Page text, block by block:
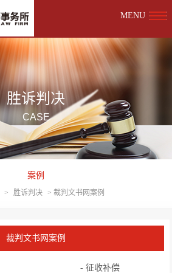
MENU
胜诉判决
CASE
案例
> 胜诉判决 > 裁判文书网案例
裁判文书网案例
- 征收补偿